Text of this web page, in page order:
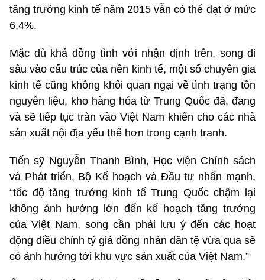
tăng trưởng kinh tế năm 2015 vẫn có thể đạt ở mức
6,4%.
Mặc dù khá đồng tình với nhận định trên, song đi
sâu vào cấu trúc của nền kinh tế, một số chuyên gia
kinh tế cũng không khỏi quan ngại về tình trạng tồn
nguyên liệu, kho hàng hóa từ Trung Quốc đã, đang
và sẽ tiếp tục tràn vào Việt Nam khiến cho các nhà
sản xuất nội địa ​yếu thế hơn trong cạnh tranh.
Tiến sỹ Nguyễn Thanh Bình, Học viện Chính sách
và Phát triển, Bộ Kế hoạch và Đầu tư nhấn mạnh,
“tốc độ tăng trưởng kinh tế Trung Quốc chậm lại
không ảnh hưởng lớn đến kế hoạch tăng trưởng
của Việt Nam, song cần phải lưu ý đến các hoạt
động điều chỉnh tỷ giá đồng nhân dân tệ vừa qua sẽ
có ảnh hưởng tới khu vực sản xuất của Việt Nam.”